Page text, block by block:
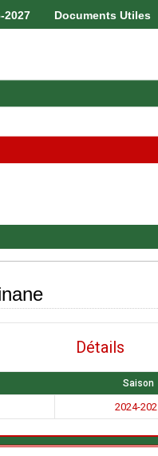
2027 Documents Utiles
Détails
Saison
2024-